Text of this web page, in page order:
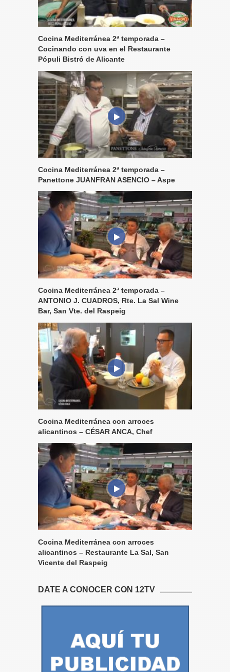
Cocina Mediterránea 2ª temporada –
Cocinando con uva en el Restaurante
Pópuli Bistró de Alicante
Cocina Mediterránea 2ª temporada –
Panettone JUANFRAN ASENCIO – Aspe
Cocina Mediterránea 2ª temporada –
ANTONIO J. CUADROS, Rte. La Sal Wine
Bar, San Vte. del Raspeig
Cocina Mediterránea con arroces
alicantinos – CÉSAR ANCA, Chef
Cocina Mediterránea con arroces
alicantinos – Restaurante La Sal, San
Vicente del Raspeig
DATE A CONOCER CON 12TV